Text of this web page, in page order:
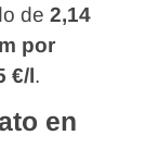
de 2,14
por
€/l.
en